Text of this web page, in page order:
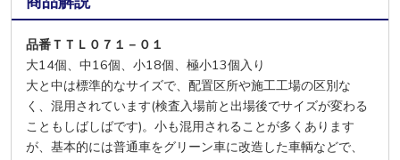
品番ＴＴＬ０７１－０１
大14個、中16個、小18個、極小13個入り
大と中は標準的なサイズで、配置区所や施工工場の区別な
く、混用されています(検査入場前と出場後でサイズが変わる
こともしばしばです)。小も混用されることが多くあります
が、基本的には普通車をグリーン車に改造した車輌などで、